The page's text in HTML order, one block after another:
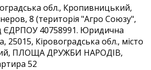
обл., Кропивницький,
8 (територія "Агро Союзу",
ЄДРПОУ 40758991. Юридична
25015, Кіровоградська обл., місто
ПЛОЩА ДРУЖБИ НАРОДІВ,
52